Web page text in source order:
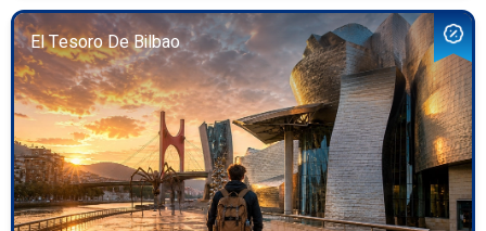
El Tesoro De Bilbao